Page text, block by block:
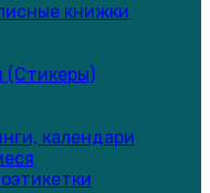
книжки
(Стикеры)
календари